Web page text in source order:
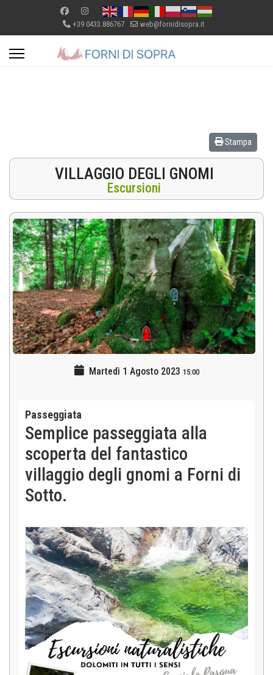
+39 0433.886767 web@fornidisopra.it
Stampa
VILLAGGIO DEGLI GNOMI
Escursioni
Martedì 1 Agosto 2023 15:00
Passeggiata
Semplice passeggiata alla
scoperta del fantastico
villaggio degli gnomi a Forni di
Sotto.